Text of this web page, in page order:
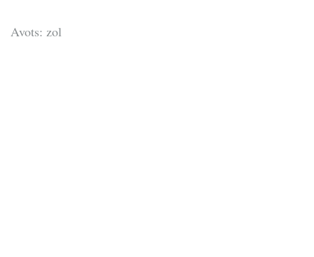
Avots: zol